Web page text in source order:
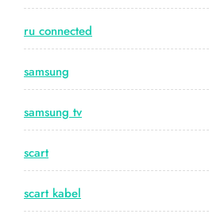
ru connected
samsung
samsung tv
scart
scart kabel